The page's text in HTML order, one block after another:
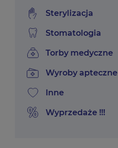
sterylizacja
stomatologia
torby medyczne
wyroby apteczne
inne
wyprzedaże !!!